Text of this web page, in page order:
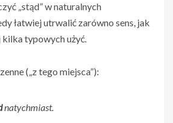
„stąd” w naturalnych
łatwiej utrwalić zarówno sens, jak
kilka typowych użyć.
(„z tego miejsca”):
natychmiast.